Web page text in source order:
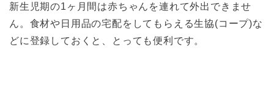
新生児期の1ヶ月間は赤ちゃんを連れて外出できませ
ん。食材や日用品の宅配をしてもらえる生協(コープ)な
どに登録しておくと、とっても便利です。